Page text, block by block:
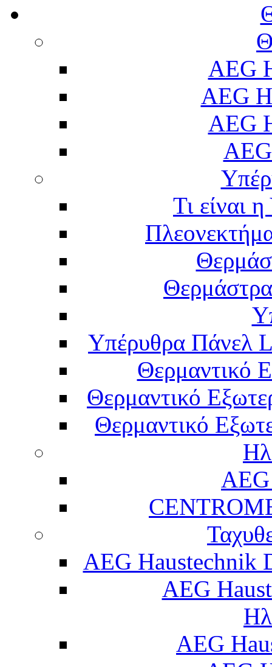
AEG
AEG
AEG
Τι είναι
Υπέρυθρα Πάνελ
Θερμαντικό
Θερμαντικό
Θερμαντικό
AEG Haustechnik
AEG
AEG